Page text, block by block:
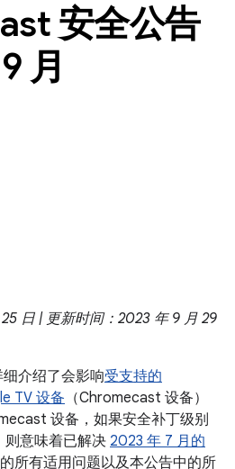
安全公告
月
日 | 更新时间：2023 年 9 月 29
介绍了会影响受支持的
TV 设备 （Chromecast 设备）
设备，如果安全补丁级别
意味着已解决 2023 年 7 月的
所有适用问题以及本公告中的所